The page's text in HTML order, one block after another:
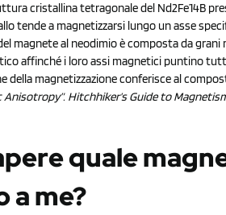
cristallina tetragonale del Nd2Fe14B
tende a magnetizzarsi lungo un asse
magnete al neodimio è composta da
affinché i loro assi magnetici puntino
della magnetizzazione conferisce al
Anisotropy”. Hitchhiker’s Guide to
quale
a me?